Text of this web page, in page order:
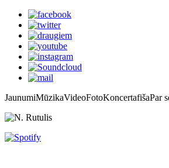
JaunumiMūzikaVideoFotoKoncertafišaPar